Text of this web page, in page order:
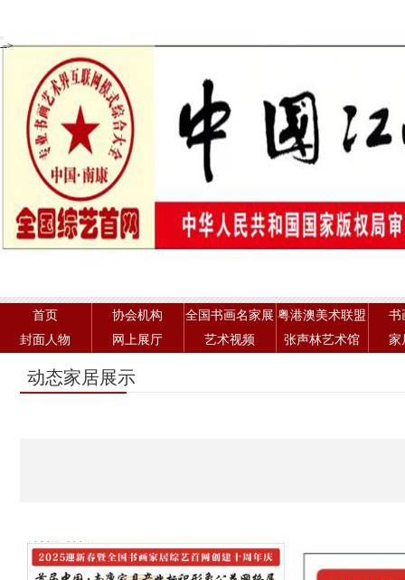
-->
首页 协会机构 全国书画名家展 粤港澳美术联盟
书
封面人物
网上展厅 艺术视频 张声林艺术馆 家
动态家居展示